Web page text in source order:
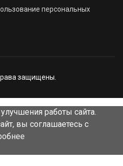
персональных
защищены.
работы сайта.
вы соглашаетесь с